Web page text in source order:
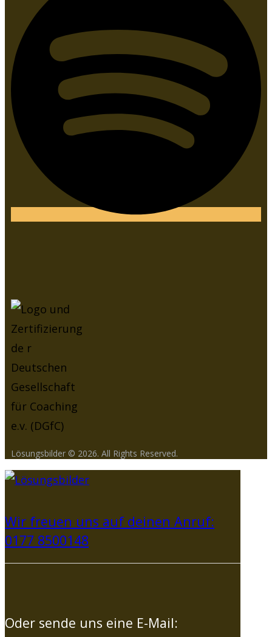
Lösungsbilder © 2026. All Rights Reserved.
Wir freuen uns auf deinen Anruf:
0177 8500148
Oder sende uns eine E-Mail: